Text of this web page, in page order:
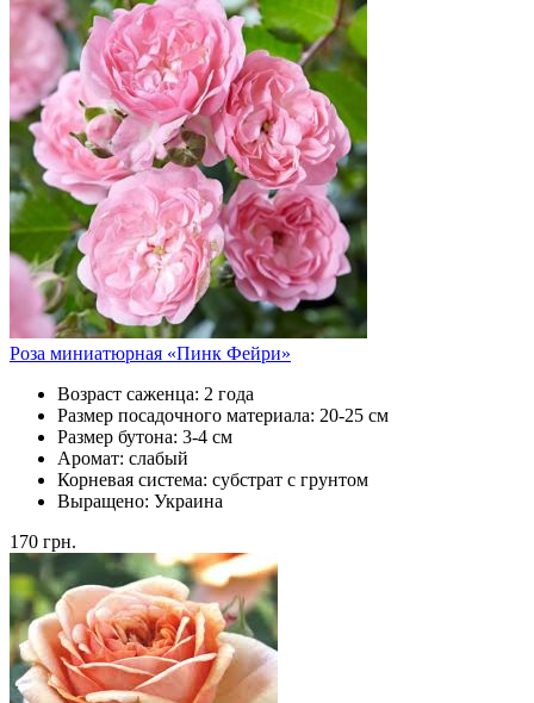
Роза миниатюрная «Пинк Фейри»
Возраст саженца: 2 года
Размер посадочного материала: 20-25 см
Размер бутона: 3-4 см
Аромат: слабый
Корневая система: субстрат с грунтом
Выращено: Украина
170 грн.